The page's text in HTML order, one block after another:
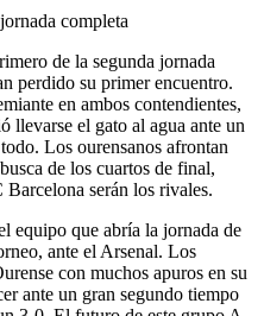
completa
de la segunda jornada
perdido su primer encuentro.
en ambos contendientes,
llevarse el gato al agua ante un
Los ourensanos afrontan
de los cuartos de final,
serán los rivales.
equipo que abría la jornada de
ante el Arsenal. Los
con muchos apuros en su
ante un gran segundo tiempo